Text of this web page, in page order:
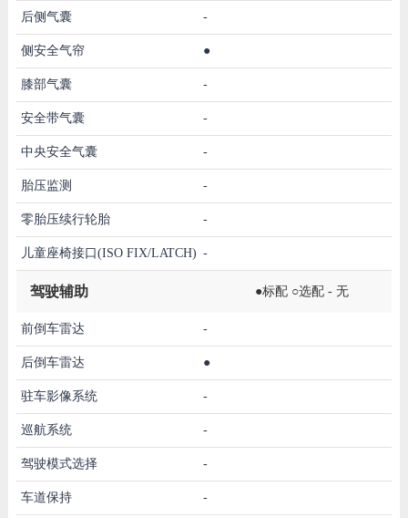
后侧气囊 -
侧安全气帘 ●
膝部气囊 -
安全带气囊 -
中央安全气囊 -
胎压监测 -
零胎压续行轮胎 -
儿童座椅接口(ISO FIX/LATCH) -
驾驶辅助 ●标配 ○选配 - 无
前倒车雷达 -
后倒车雷达 ●
驻车影像系统 -
巡航系统 -
驾驶模式选择 -
车道保持 -